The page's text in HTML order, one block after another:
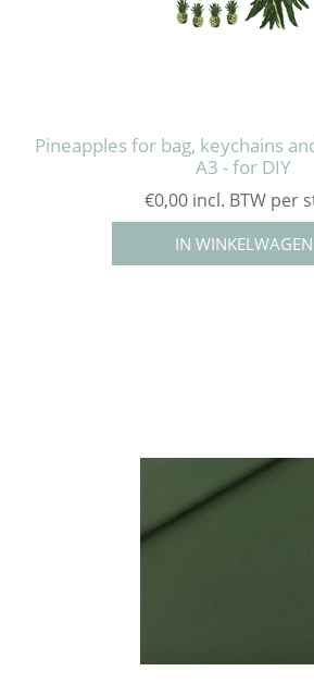
Pineapples for bag, keychains
A3 - for DIY
€0,00 incl. BTW per